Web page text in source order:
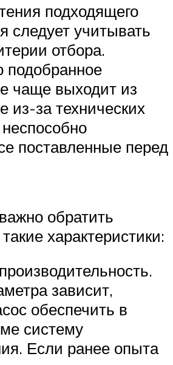
подходящего
следует учитывать
отбора.
подобранное
чаще выходит из
из-за технических
поставленные перед
обратить
характеристики:
зависит,
обеспечить в
систему
Если ранее опыта